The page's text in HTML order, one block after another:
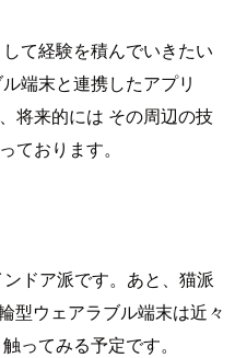
て経験を積んでいきたい
端末と連携したアプリ
将来的には その周辺の技
ております。
ドア派です。あと、猫派
型ウェアラブル端末は近々
ってみる予定です。